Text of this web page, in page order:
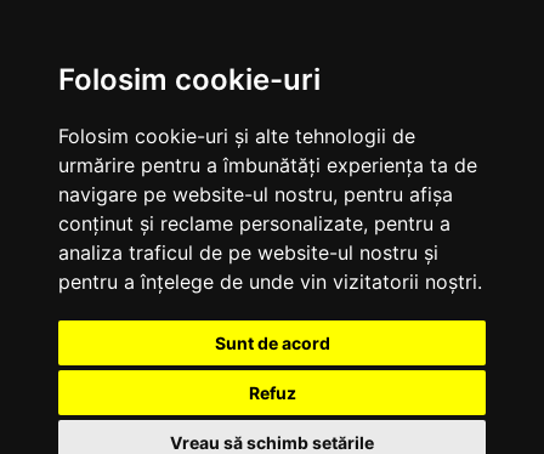
Folosim cookie-uri
Folosim cookie-uri și alte tehnologii de
urmărire pentru a îmbunătăți experiența ta de
navigare pe website-ul nostru, pentru afișa
conținut și reclame personalizate, pentru a
analiza traficul de pe website-ul nostru și
pentru a înțelege de unde vin vizitatorii noștri.
Sunt de acord
Refuz
Vreau să schimb setările